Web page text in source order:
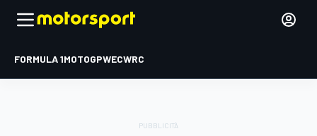
FORMULA 1MOTOGPWECWRC